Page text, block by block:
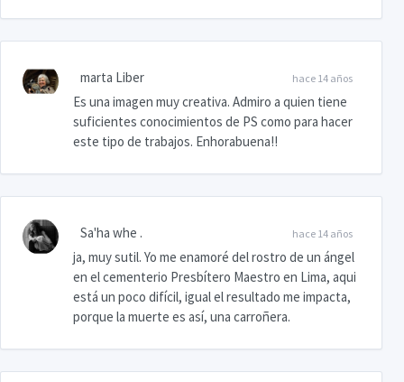
hace 14 años
marta Liber
Es una imagen muy creativa. Admiro a quien tiene
suficientes conocimientos de PS como para hacer
este tipo de trabajos. Enhorabuena!!
hace 14 años
Sa'ha whe .
ja, muy sutil. Yo me enamoré del rostro de un ángel
en el cementerio Presbítero Maestro en Lima, aqui
está un poco difícil, igual el resultado me impacta,
porque la muerte es así, una carroñera.